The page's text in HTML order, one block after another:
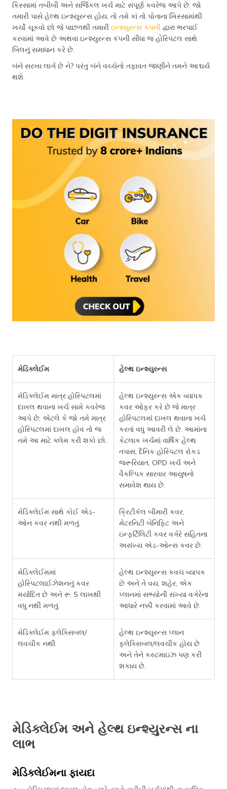
કિસ્સામાં તબીબી અને સર્જિકલ ખર્ચ માટે સંપૂર્ણ કવરેજ આપે છે. જો
તમારી પાસે હેલ્થ ઇન્શ્યુરન્સ હોય, તો તમે કાં તો પોતાના ખિસ્સામાંથી
ખર્ચો ચૂકવો છો જે પાછળથી તમારી ઇન્શ્યુરન્સ કંપની દ્વારા ભરપાઈ
કરવામાં આવે છે અથવા ઇન્શ્યુરન્સ કંપની સીધા જ હોસ્પિટલ સાથે
બિલનું સમાધાન કરે છે.
બંને સરખા લાગે છે ને? પરંતુ બંને વચ્ચેનો તફાવત જાણીને તમને આશ્ચર્ય
થશે.
મેડિક્લેઈમ હેલ્થ ઇન્શ્યુરન્સ
મેડિક્લેઈમ માત્ર હોસ્પિટલમાં
દાખલ થવાના ખર્ચ સામે કવરેજ
આપે છે; એટલે કે જો તમે માત્ર
હોસ્પિટલમાં દાખલ હોવ તો જ
તમે આ માટે ક્લેમ કરી શકો છો.
હેલ્થ ઇન્શ્યુરન્સ એક વ્યાપક
કવર ઓફર કરે છે જે માત્ર
હોસ્પિટલમાં દાખલ થવાના ખર્ચ
કરતાં વધુ આવરી લે છે. આમાંના
કેટલાક ખર્ચમાં વાર્ષિક હેલ્થ
તપાસ, દૈનિક હોસ્પિટલ રોકડ
જરૂરિયાત, OPD ખર્ચ અને
વૈકલ્પિક સારવાર આયુષનો
સમાવેશ થાય છે.
મેડિક્લેઈમ સાથે કોઈ એડ-
ઓન કવર નથી મળતું.
ક્રિટીકૅલ બીમારી કવર,
મેટરનિટી બેનિફિટ અને
ઇન્ફર્ટિલિટી કવર વગેરે સહિતના
અસંખ્ય એડ-ઓન્સ કવર છે.
મેડિક્લેઈમમાં
હોસ્પિટલાઈઝેશનનું કવર
મર્યાદિત છે અને રૂ. 5 લાખથી
વધુ નથી મળતું.
હેલ્થ ઇન્શ્યુરન્સ કવચ વ્યાપક
છે અને તે વય, શહેર, એક
પ્લાનમાં સભ્યોની સંખ્યા વગેરેના
આધારે નક્કી કરવામાં આવે છે.
મેડિક્લેઈમ ફ્લેક્સિબલ/
લવચીક નથી.
હેલ્થ ઇન્શ્યુરન્સ પ્લાન
ફ્લેક્સિબલ/લવચીક હોય છે
અને તેને કસ્ટમાઇઝ પણ કરી
શકાય છે.
મેડિક્લેઈમ અને હેલ્થ ઇન્શ્યુરન્સ ના
લાભ
મેડિક્લેઈમના ફાયદા